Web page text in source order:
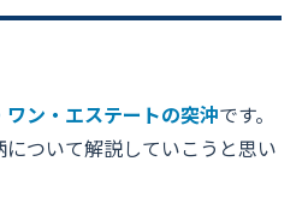
ワン・エステートの突沖です。
ついて解説していこうと思い